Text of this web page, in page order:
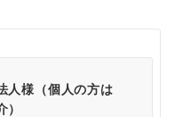
人様（個人の方は
）